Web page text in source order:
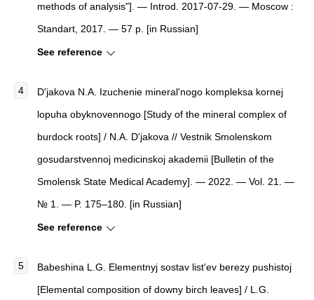
methods of analysis"]. — Introd. 2017-07-29. — Moscow :
Standart, 2017. — 57 p. [in Russian]
See reference
D'jakova N.A. Izuchenie mineral'nogo kompleksa kornej
lopuha obyknovennogo [Study of the mineral complex of
burdock roots] / N.A. D'jakova // Vestnik Smolenskom
gosudarstvennoj medicinskoj akademii [Bulletin of the
Smolensk State Medical Academy]. — 2022. — Vol. 21. —
№ 1. — P. 175–180. [in Russian]
See reference
Babeshina L.G. Elementnyj sostav list'ev berezy pushistoj
[Elemental composition of downy birch leaves] / L.G.